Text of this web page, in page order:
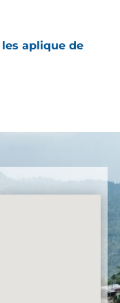
aplique de